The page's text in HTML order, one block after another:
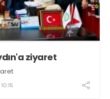
ziyaret
10:15